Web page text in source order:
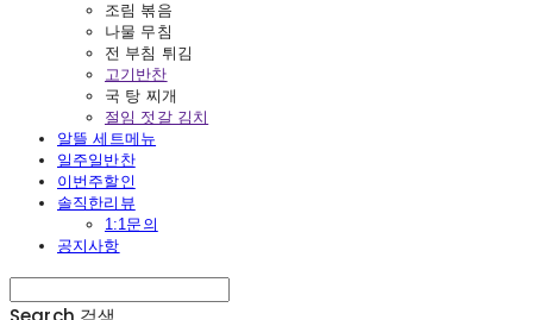
조림 볶음
나물 무침
전 부침 튀김
고기반찬
국 탕 찌개
절임 젓갈 김치
알뜰 세트메뉴
일주일반찬
이번주할인
솔직한리뷰
1:1문의
공지사항